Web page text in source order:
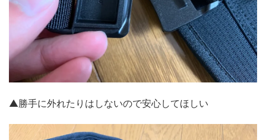
▲勝手に外れたりはしないので安心してほしい